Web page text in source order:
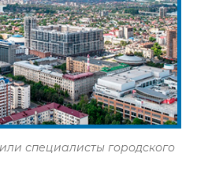
специалисты городского